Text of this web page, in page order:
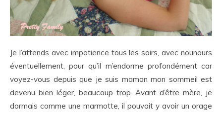
Je l’attends avec impatience tous les soirs, avec nounours
éventuellement, pour qu’il m’endorme profondément car
voyez-vous depuis que je suis maman mon sommeil est
devenu bien léger, beaucoup trop. Avant d’être mère, je
dormais comme une marmotte, il pouvait y avoir un orage